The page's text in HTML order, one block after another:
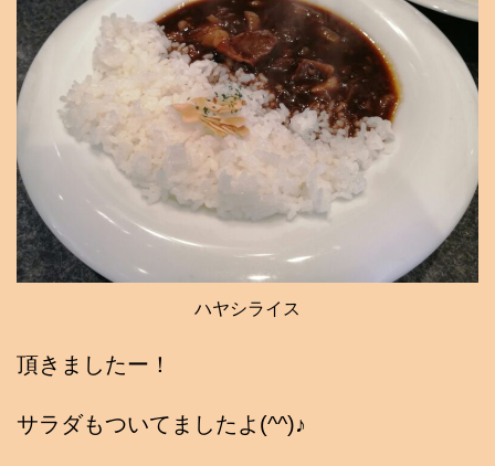
ハヤシライス
頂きましたー！
サラダもついてましたよ(^^)♪